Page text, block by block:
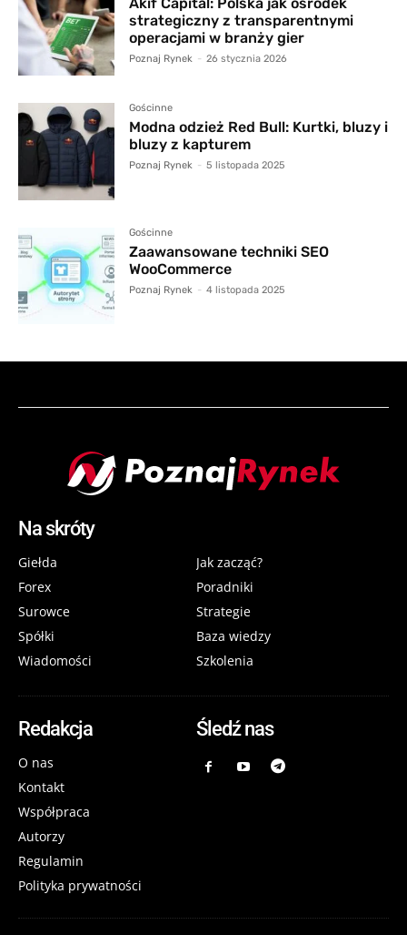
Akif Capital: Polska jak ośrodek
strategiczny z transparentnymi
operacjami w branży gier
Poznaj Rynek - 26 stycznia 2026
Gościnne
Modna odzież Red Bull: Kurtki, bluzy i
bluzy z kapturem
Poznaj Rynek - 5 listopada 2025
Gościnne
Zaawansowane techniki SEO
WooCommerce
Poznaj Rynek - 4 listopada 2025
Na skróty
Giełda
Forex
Surowce
Spółki
Wiadomości
Jak zacząć?
Poradniki
Strategie
Baza wiedzy
Szkolenia
Redakcja
O nas
Kontakt
Współpraca
Autorzy
Regulamin
Polityka prywatności
Śledź nas